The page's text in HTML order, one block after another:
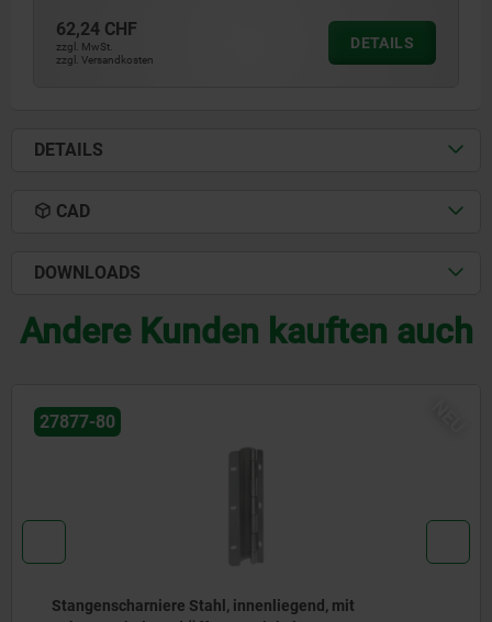
62,24 CHF
zzgl. MwSt.
zzgl. Versandkosten
DETAILS
DETAILS
CAD
DOWNLOADS
Andere Kunden kauften auch
NEU
Spannhebel, flach mit Innengewinde